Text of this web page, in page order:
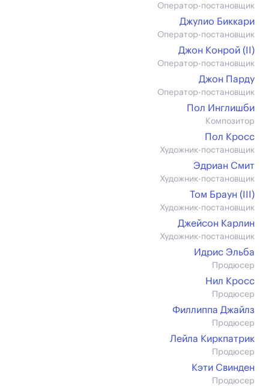
Оператор-постановщик
Джулио Биккари
Оператор-постановщик
Джон Конрой (II)
Оператор-постановщик
Джон Парду
Оператор-постановщик
Пол Инглишби
Композитор
Пол Кросс
Художник-постановщик
Эдриан Смит
Художник-постановщик
Том Браун (III)
Художник-постановщик
Джейсон Карлин
Художник-постановщик
Идрис Эльба
Продюсер
Нил Кросс
Продюсер
Филлиппа Джайлз
Продюсер
Лейла Киркпатрик
Продюсер
Кэти Свинден
Продюсер